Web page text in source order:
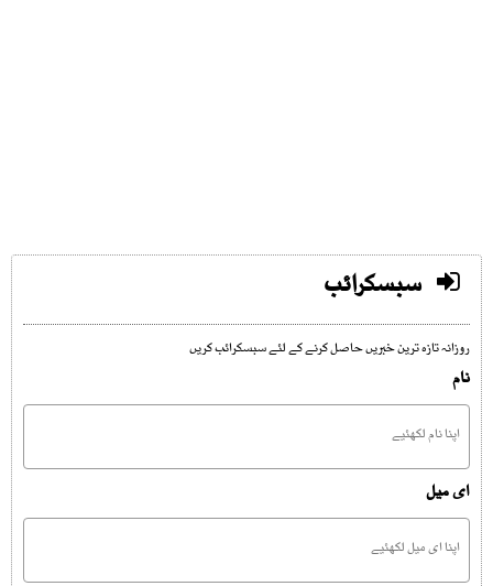
سبسکرائب
روزانہ تازہ ترین خبریں حاصل کرنے کے لئے سبسکرائب کریں
نام
ای میل